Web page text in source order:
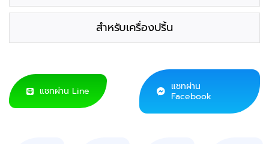
สำหรับเครื่องปริ้น
แชทผ่าน Line
แชทผ่าน
Facebook